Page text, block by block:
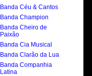
Banda Céu & Cantos
Banda Champion
Banda Cheiro de
Paixão
Banda Cia Musical
Banda Clarão da Lua
Banda Companhia
Latina